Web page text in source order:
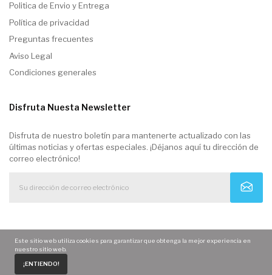
Home
Politica de Envio y Entrega
Política de privacidad
Preguntas frecuentes
Aviso Legal
Condiciones generales
Disfruta Nuesta Newsletter
Disfruta de nuestro boletín para mantenerte actualizado con las
últimas noticias y ofertas especiales. ¡Déjanos aquí tu dirección de
correo electrónico!
Este sitio web utiliza cookies para garantizar que obtenga la mejor experiencia en
nuestro sitio web.
¡ENTIENDO!